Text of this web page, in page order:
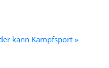
kann Kampfsport »